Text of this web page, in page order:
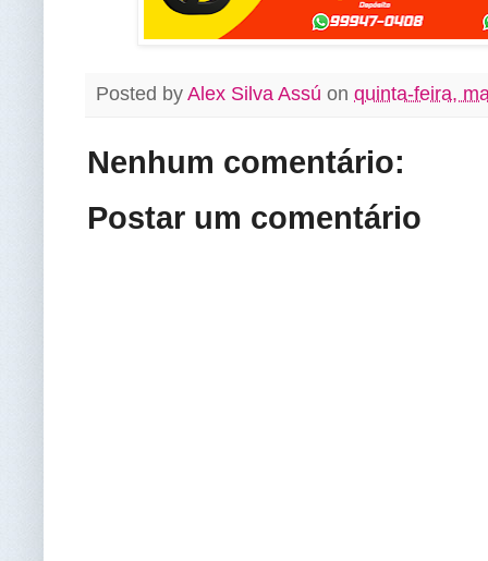
Posted by Alex Silva Assú on quinta-feira,
Nenhum comentário:
Postar um comentário